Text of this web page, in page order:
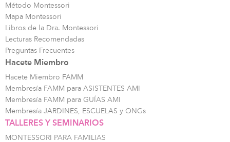
Método Montessori
Mapa Montessori
Libros de la Dra. Montessori
Lecturas Recomendadas
Preguntas Frecuentes
Hacete Miembro
Hacete Miembro FAMM
Membresía FAMM para ASISTENTES AMI
Membresía FAMM para GUÍAS AMI
Membresía JARDINES, ESCUELAS y ONGs
TALLERES Y SEMINARIOS
MONTESSORI PARA FAMILIAS